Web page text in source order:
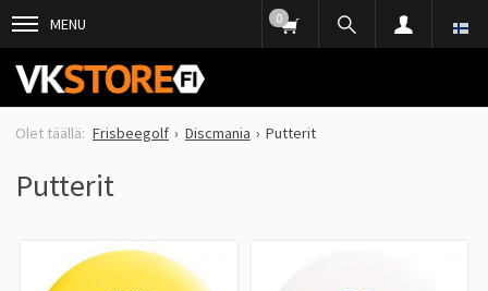
MENU 0
Frisbeegolf Discmania Putterit
Putterit